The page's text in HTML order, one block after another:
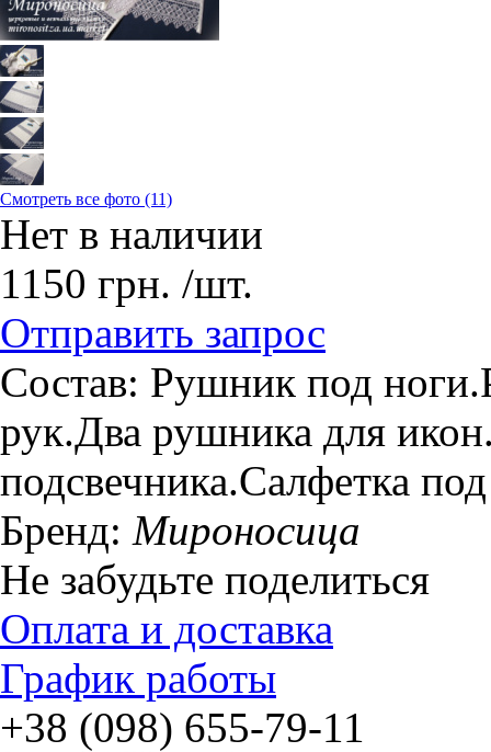
Смотреть все фото (11)
Нет в наличии
1150 грн. /шт.
Отправить запрос
Состав: Рушник под
рук.Два рушника для
подсвечника.Салфетка
Бренд: Мироносица
Не забудьте поделиться
Оплата и доставка
График работы
+38 (098) 655-79-11